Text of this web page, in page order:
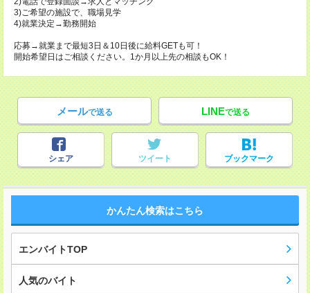
3)ご希望の施設で、職場見学
4)就業決定→勤務開始
応募→就業まで最短3日＆10日後に給料GETも可！
開始希望日はご相談ください。1か月以上先の相談もOK！
メールで送る LINEで送る
シェア ツイート ブックマーク
かんたん検索はこちら
エンバイトTOP
人気のバイト